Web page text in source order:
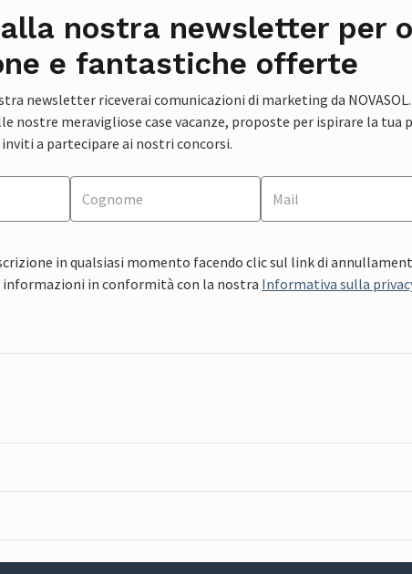
nostra newsletter per
e fantastiche offerte
newsletter riceverai comunicazioni di marketing da
nostre meravigliose case vacanze, proposte per ispirare la tua
a partecipare ai nostri concorsi.
in qualsiasi momento facendo clic sul link di
in conformità con la nostra Informativa sulla